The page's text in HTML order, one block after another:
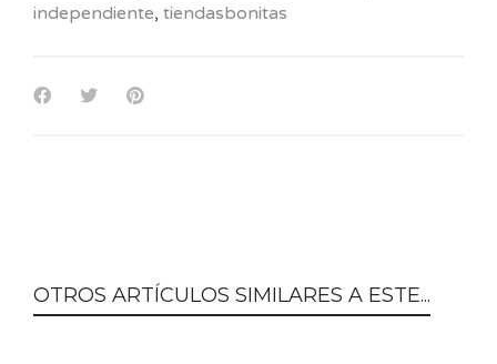
independiente, tiendasbonitas
OTROS ARTÍCULOS SIMILARES A ESTE...